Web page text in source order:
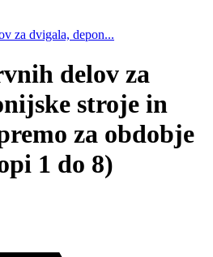
za dvigala, depon...
delov za
stroje in
za obdobje
1 do 8)